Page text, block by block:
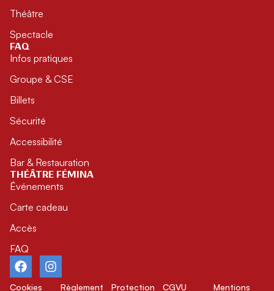
Théâtre
Spectacle
FAQ
Infos pratiques
Groupe & CSE
Billets
Sécurité
Accessibilité
Bar & Restauration
THÉÂTRE FÉMINA
Événements
Carte cadeau
Accès
FAQ
Cookies Règlement Protection CGVU Mentions